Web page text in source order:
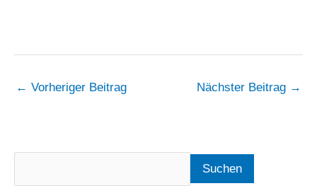
← Vorheriger Beitrag Nächster Beitrag →
Suchen